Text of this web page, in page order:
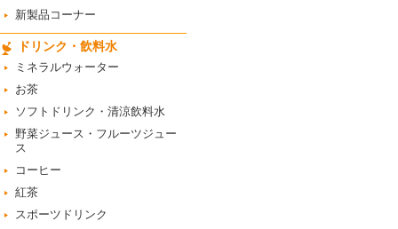
新製品コーナー
ドリンク・飲料水
ミネラルウォーター
お茶
ソフトドリンク・清涼飲料水
野菜ジュース・フルーツジュー
ス
コーヒー
紅茶
スポーツドリンク